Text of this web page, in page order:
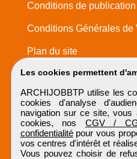
Les cookies permettent
ARCHIJOBBTP utilise les
cookies d'analyse
navigation sur ce site, vous
cookies, nos CGV /
confidentialitépour vous
vos centres d'intérêt et
Vous pouvez choisir de
Conditions de publication
Conditions Générales de
Plan du site